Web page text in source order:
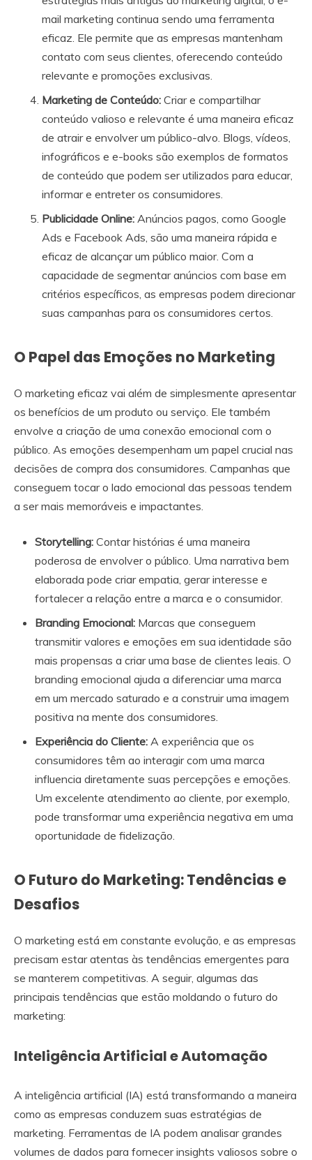
mail marketing continua sendo uma ferramenta
eficaz. Ele permite que as empresas mantenham
contato com seus clientes, oferecendo conteúdo
relevante e promoções exclusivas.
Marketing de Conteúdo: Criar e compartilhar
conteúdo valioso e relevante é uma maneira eficaz
de atrair e envolver um público-alvo. Blogs, vídeos,
infográficos e e-books são exemplos de formatos
de conteúdo que podem ser utilizados para educar,
informar e entreter os consumidores.
Publicidade Online: Anúncios pagos, como Google
Ads e Facebook Ads, são uma maneira rápida e
eficaz de alcançar um público maior. Com a
capacidade de segmentar anúncios com base em
critérios específicos, as empresas podem direcionar
suas campanhas para os consumidores certos.
O Papel das Emoções no Marketing
O marketing eficaz vai além de simplesmente apresentar
os benefícios de um produto ou serviço. Ele também
envolve a criação de uma conexão emocional com o
público. As emoções desempenham um papel crucial nas
decisões de compra dos consumidores. Campanhas que
conseguem tocar o lado emocional das pessoas tendem
a ser mais memoráveis e impactantes.
Storytelling: Contar histórias é uma maneira
poderosa de envolver o público. Uma narrativa bem
elaborada pode criar empatia, gerar interesse e
fortalecer a relação entre a marca e o consumidor.
Branding Emocional: Marcas que conseguem
transmitir valores e emoções em sua identidade são
mais propensas a criar uma base de clientes leais. O
branding emocional ajuda a diferenciar uma marca
em um mercado saturado e a construir uma imagem
positiva na mente dos consumidores.
Experiência do Cliente: A experiência que os
consumidores têm ao interagir com uma marca
influencia diretamente suas percepções e emoções.
Um excelente atendimento ao cliente, por exemplo,
pode transformar uma experiência negativa em uma
oportunidade de fidelização.
O Futuro do Marketing: Tendências e
Desafios
O marketing está em constante evolução, e as empresas
precisam estar atentas às tendências emergentes para
se manterem competitivas. A seguir, algumas das
principais tendências que estão moldando o futuro do
marketing:
Inteligência Artificial e Automação
A inteligência artificial (IA) está transformando a maneira
como as empresas conduzem suas estratégias de
marketing. Ferramentas de IA podem analisar grandes
volumes de dados para fornecer insights valiosos sobre o